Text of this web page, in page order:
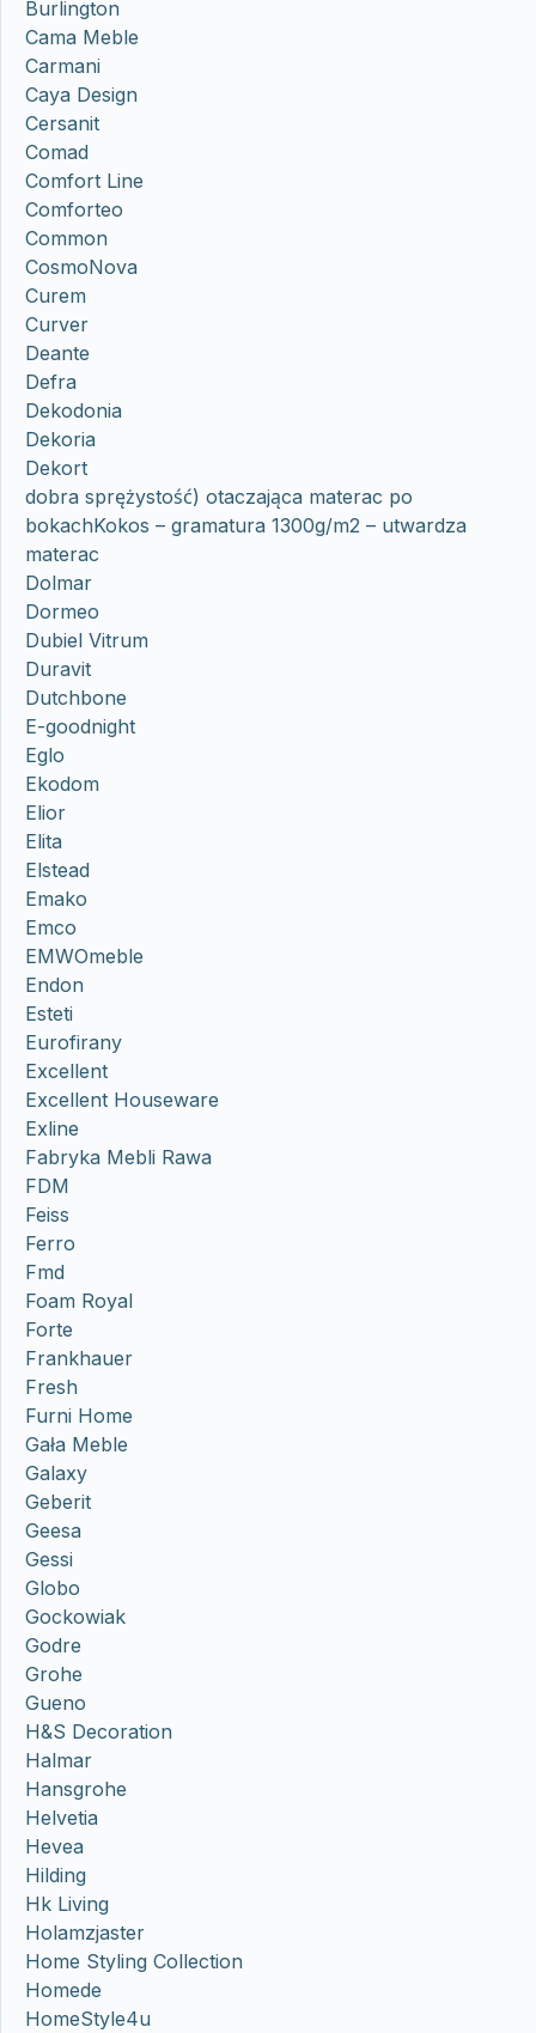
Burlington
Cama Meble
Carmani
Caya Design
Cersanit
Comad
Comfort Line
Comforteo
Common
CosmoNova
Curem
Curver
Deante
Defra
Dekodonia
Dekoria
Dekort
dobra sprężystość) otaczająca materac po
bokachKokos – gramatura 1300g/m2 – utwardza
materac
Dolmar
Dormeo
Dubiel Vitrum
Duravit
Dutchbone
E-goodnight
Eglo
Ekodom
Elior
Elita
Elstead
Emako
Emco
EMWOmeble
Endon
Esteti
Eurofirany
Excellent
Excellent Houseware
Exline
Fabryka Mebli Rawa
FDM
Feiss
Ferro
Fmd
Foam Royal
Forte
Frankhauer
Fresh
Furni Home
Gała Meble
Galaxy
Geberit
Geesa
Gessi
Globo
Gockowiak
Godre
Grohe
Gueno
H&S Decoration
Halmar
Hansgrohe
Helvetia
Hevea
Hilding
Hk Living
Holamzjaster
Home Styling Collection
Homede
HomeStyle4u